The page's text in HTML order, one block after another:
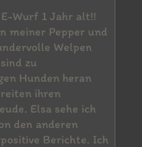
Wurf 1 Jahr alt!!
meiner Pepper und
Welpen
zu
Hunden heran
ihren
Elsa sehe ich
den anderen
Berichte. Ich